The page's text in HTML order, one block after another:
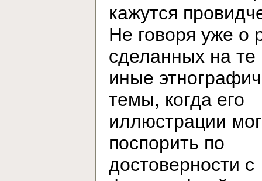
кажутся
Не говоря уже о
сделанных на те
иные
темы, когда его
иллюстрации
поспорить по
достоверности с